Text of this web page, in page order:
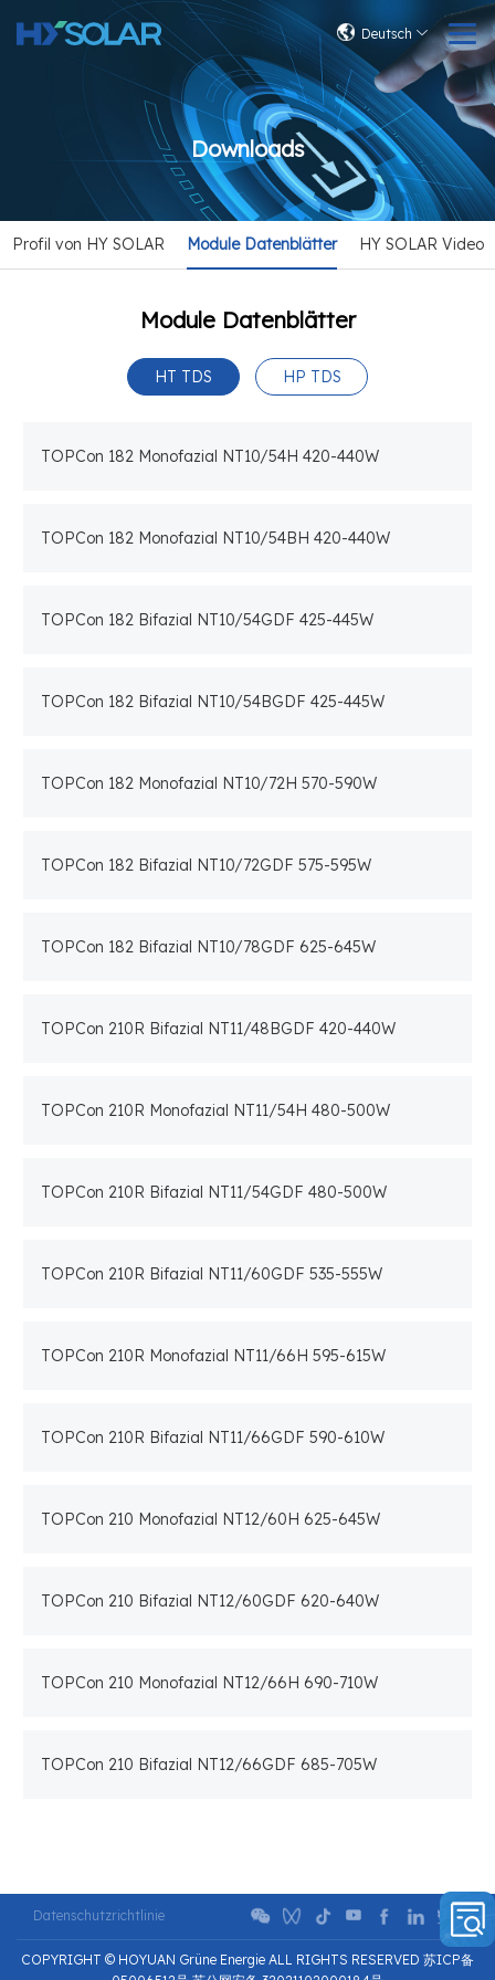
Deutsch
Downloads
Profil von HY SOLAR Module Datenblätter HY SOLAR Video
Module Datenblätter
HT TDS HP TDS
TOPCon 182 Monofazial NT10/54H 420-440W
TOPCon 182 Monofazial NT10/54BH 420-440W
TOPCon 182 Bifazial NT10/54GDF 425-445W
TOPCon 182 Bifazial NT10/54BGDF 425-445W
TOPCon 182 Monofazial NT10/72H 570-590W
TOPCon 182 Bifazial NT10/72GDF 575-595W
TOPCon 182 Bifazial NT10/78GDF 625-645W
TOPCon 210R Bifazial NT11/48BGDF 420-440W
TOPCon 210R Monofazial NT11/54H 480-500W
TOPCon 210R Bifazial NT11/54GDF 480-500W
TOPCon 210R Bifazial NT11/60GDF 535-555W
TOPCon 210R Monofazial NT11/66H 595-615W
TOPCon 210R Bifazial NT11/66GDF 590-610W
TOPCon 210 Monofazial NT12/60H 625-645W
TOPCon 210 Bifazial NT12/60GDF 620-640W
TOPCon 210 Monofazial NT12/66H 690-710W
TOPCon 210 Bifazial NT12/66GDF 685-705W
Datenschutzrichtlinie
COPYRIGHT © HOYUAN Grüne Energie ALL RIGHTS RESERVED 苏ICP备